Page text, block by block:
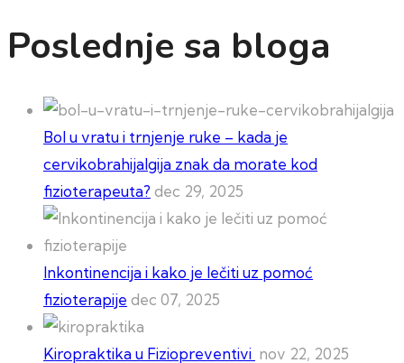
Poslednje sa bloga
Bol u vratu i trnjenje ruke – kada je
cervikobrahijalgija znak da morate kod
fizioterapeuta? dec 29, 2025
Inkontinencija i kako je lečiti uz pomoć
fizioterapije dec 07, 2025
Kiropraktika u Fiziopreventivi nov 22, 2025